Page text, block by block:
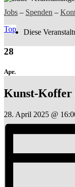
Jobs – Spenden –
Top
Diese
28
Apr.
Kunst-Koffer
28. April 2025 @